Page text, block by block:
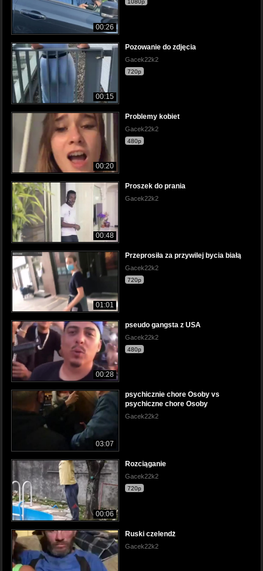
00:26
1080p
00:15
Pozowanie do zdjęcia
Gacek22k2
720p
00:20
Problemy kobiet
Gacek22k2
480p
00:48
Proszek do prania
Gacek22k2
01:01
Przeprosiła za przywilej bycia białą
Gacek22k2
720p
00:28
pseudo gangsta z USA
Gacek22k2
480p
03:07
psychicznie chore Osoby vs
psychiczne chore Osoby
Gacek22k2
00:06
Rozciąganie
Gacek22k2
720p
Ruski czelendż
Gacek22k2